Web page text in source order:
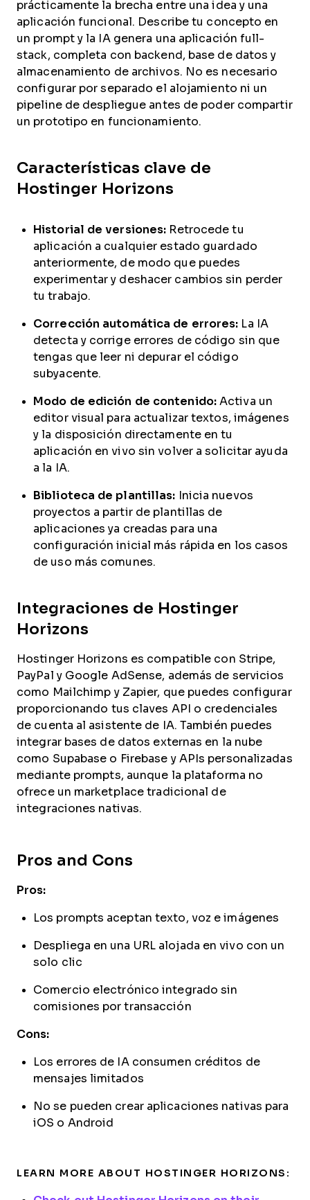
prácticamente la brecha entre una idea y una
aplicación funcional. Describe tu concepto en
un prompt y la IA genera una aplicación full-
stack, completa con backend, base de datos y
almacenamiento de archivos. No es necesario
configurar por separado el alojamiento ni un
pipeline de despliegue antes de poder compartir
un prototipo en funcionamiento.
Características clave de
Hostinger Horizons
Historial de versiones: Retrocede tu
aplicación a cualquier estado guardado
anteriormente, de modo que puedes
experimentar y deshacer cambios sin perder
tu trabajo.
Corrección automática de errores: La IA
detecta y corrige errores de código sin que
tengas que leer ni depurar el código
subyacente.
Modo de edición de contenido:Activa un
editor visual para actualizar textos, imágenes
y la disposición directamente en tu
aplicación en vivo sin volver a solicitar ayuda
a la IA.
Biblioteca de plantillas: Inicia nuevos
proyectos a partir de plantillas de
aplicaciones ya creadas para una
configuración inicial más rápida en los casos
de uso más comunes.
Integraciones de Hostinger
Horizons
Hostinger Horizons es compatible con Stripe,
PayPal y Google AdSense, además de servicios
como Mailchimp y Zapier, que puedes configurar
proporcionando tus claves API o credenciales
de cuenta al asistente de IA. También puedes
integrar bases de datos externas en la nube
como Supabase o Firebase y APIs personalizadas
mediante prompts, aunque la plataforma no
ofrece un marketplace tradicional de
integraciones nativas.
Pros and Cons
Pros:
Los prompts aceptan texto, voz e imágenes
Despliega en una URL alojada en vivo con un
solo clic
Comercio electrónico integrado sin
comisiones por transacción
Cons:
Los errores de IA consumen créditos de
mensajes limitados
No se pueden crear aplicaciones nativas para
iOS o Android
LEARN MORE ABOUT HOSTINGER HORIZONS: